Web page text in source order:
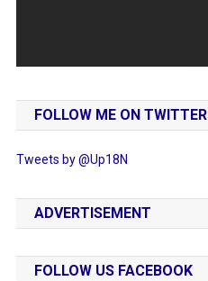
FOLLOW ME ON TWITTER
Tweets by @Up18N
ADVERTISEMENT
FOLLOW US FACEBOOK